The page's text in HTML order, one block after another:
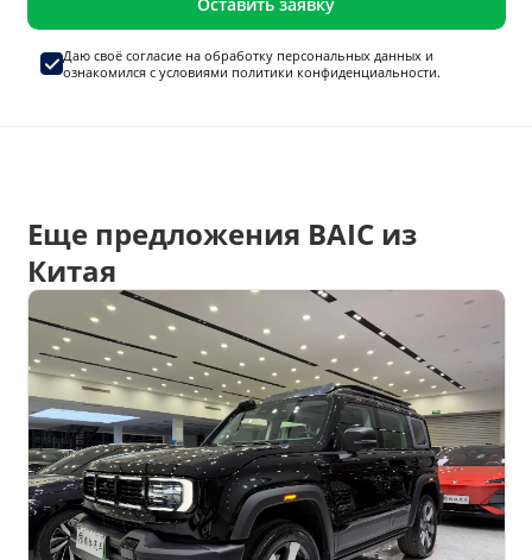
Оставить заявку
Даю своё согласие на обработку персональных данныхи
ознакомился с условиями политики конфиденциальности.
Еще предложения BAIC из
Китая